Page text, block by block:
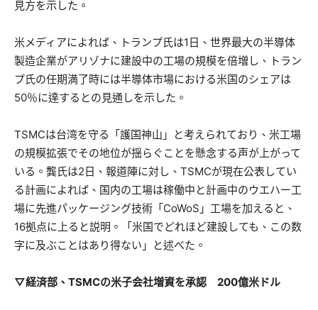
見方を示した。
米メディアによれば、トランプ氏は1日、世界最大の半導体
製造企業がアリゾナに建設中の工場の規模を倍増し、トラン
プ氏の任期満了時には半導体市場における米国のシェアは
50％に達するとの見通しを示した。
TSMCは台湾を守る「護国神山」と考えられており、米工場
の規模拡張でその地位が揺らぐことを懸念する声が上がって
いる。龔氏は2日、報道陣に対し、TSMCが現在公表してい
る計画によれば、国内の工場は稼働中と計画中のウエハー工
場に先進パッケージング技術「CoWoS」工場を加えると、
16拠点に上ると説明。「米国でどれほど建設しても、この数
字に及ぶことはあり得ない」と述べた。
▽経済部、TSMCの米子会社増資を承認 200億米ドル